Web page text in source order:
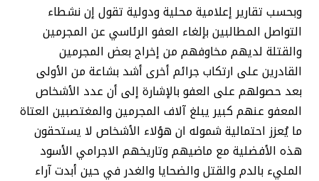
وبحسب تقارير إعلامية محلية ودولية تقول إن نشطاء
التواصل المطالبين بإلغاء العفو الرئاسي عن المجرمين
والقتلة لديهم مخاوفهم من إخراج بعض المجرمين
القادرين على ارتكاب جرائم أخرى أشد بشاعة من الأولى
بعد حصولهم على العفو بالإشارة إلى أن عدد الأشخاص
المعفو عنهم كبير يبلغ آلاف المجرمين والمغتصبين العتاة
ما يُعزز احتمالية شموله ان هؤلاء الأشخاص لا يستحقون
هذه الأفضلية مع ماضيهم وتاريخهم الاجرامي الأسود
المليء بالدم والقتل والضحايا والغدر في حين أبدت آراء